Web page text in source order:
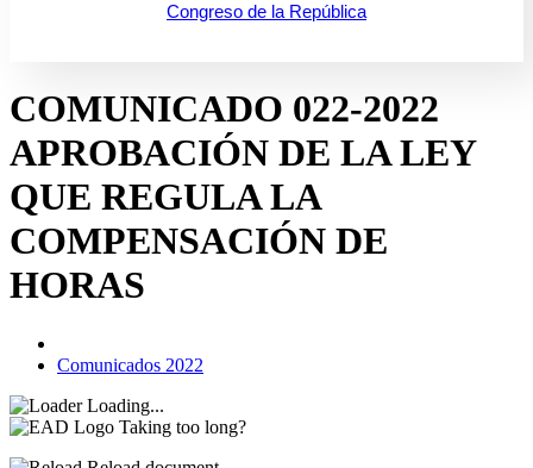
Congreso de la República
COMUNICADO 022-2022
APROBACIÓN DE LA LEY
QUE REGULA LA
COMPENSACIÓN DE
HORAS
Comunicados 2022
Loading...
Taking too long?